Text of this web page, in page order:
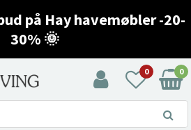
på Hay havemøbler -20-
30% 🌞
0 0